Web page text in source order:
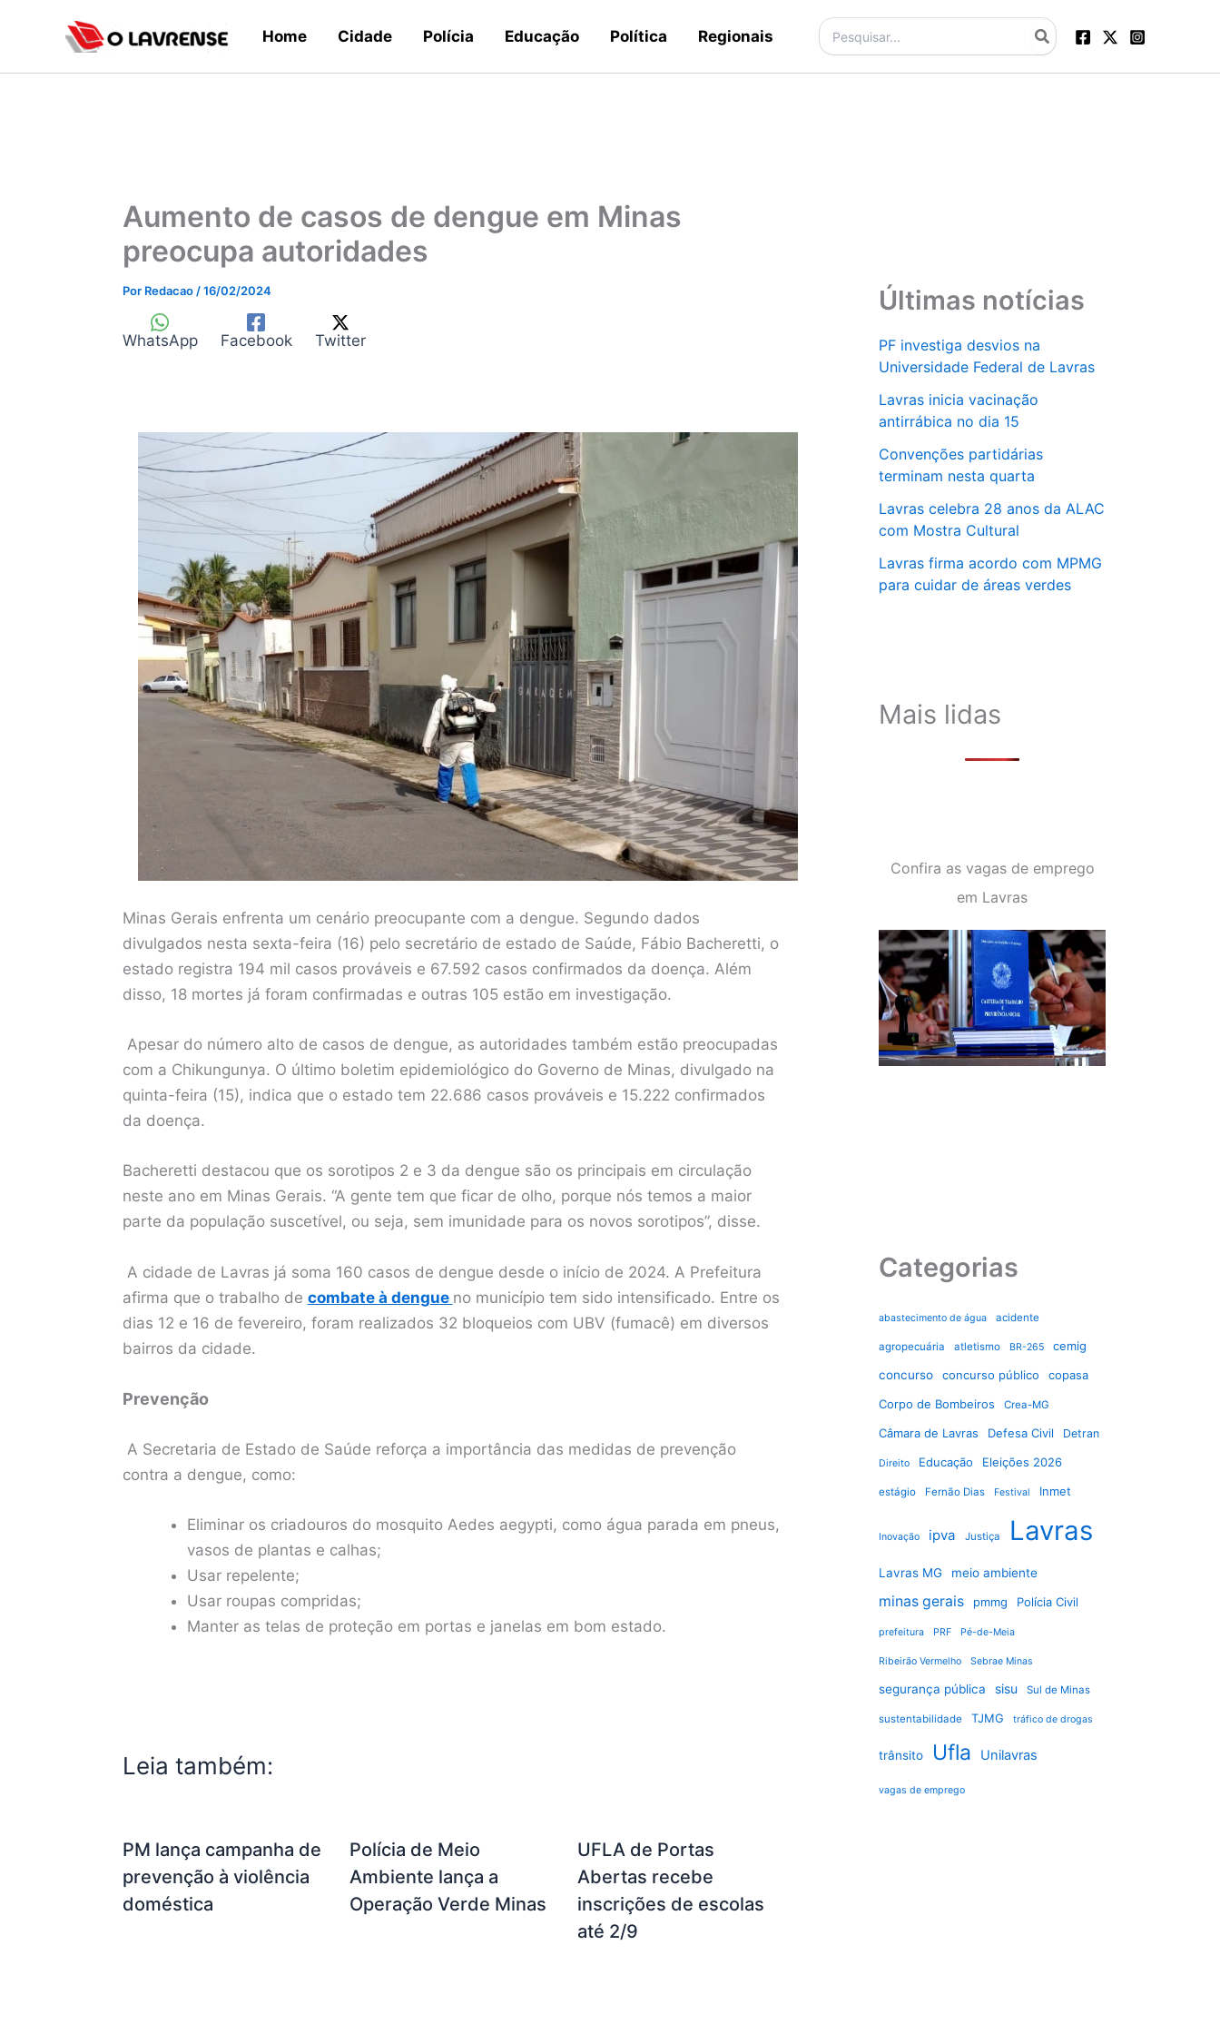
Home Cidade Polícia Educação Política Regionais
Procurar:
Aumento de casos de dengue em Minas
preocupa autoridades
Por Redacao /16/02/2024
WhatsApp Facebook Twitter
Minas Gerais enfrenta um cenário preocupante com a dengue. Segundo dados
divulgados nesta sexta-feira (16) pelo secretário de estado de Saúde, Fábio Bacheretti, o
estado registra 194 mil casos prováveis e 67.592 casos confirmados da doença. Além
disso, 18 mortes já foram confirmadas e outras 105 estão em investigação.
Apesar do número alto de casos de dengue, as autoridades também estão preocupadas
com a Chikungunya. O último boletim epidemiológico do Governo de Minas, divulgado na
quinta-feira (15), indica que o estado tem 22.686 casos prováveis e 15.222 confirmados
da doença.
Bacheretti destacou que os sorotipos 2 e 3 da dengue são os principais em circulação
neste ano em Minas Gerais. “A gente tem que ficar de olho, porque nós temos a maior
parte da população suscetível, ou seja, sem imunidade para os novos sorotipos”, disse.
A cidade de Lavras já soma 160 casos de dengue desde o início de 2024. A Prefeitura
afirma que o trabalho de combate à dengue no município tem sido intensificado. Entre os
dias 12 e 16 de fevereiro, foram realizados 32 bloqueios com UBV (fumacê) em diversos
bairros da cidade.
Prevenção
A Secretaria de Estado de Saúde reforça a importância das medidas de prevenção
contra a dengue, como:
Eliminar os criadouros do mosquito Aedes aegypti, como água parada em pneus,
vasos de plantas e calhas;
Usar repelente;
Usar roupas compridas;
Manter as telas de proteção em portas e janelas em bom estado.
Leia também:
PM lança campanha de
prevenção à violência
doméstica
Polícia de Meio
Ambiente lança a
Operação Verde Minas
UFLA de Portas
Abertas recebe
inscrições de escolas
até 2/9
Últimas notícias
PF investiga desvios na
Universidade Federal de Lavras
Lavras inicia vacinação
antirrábica no dia 15
Convenções partidárias
terminam nesta quarta
Lavras celebra 28 anos da ALAC
com Mostra Cultural
Lavras firma acordo com MPMG
para cuidar de áreas verdes
Mais lidas
Confira as vagas de emprego
em Lavras
Categorias
abastecimento de água acidente
agropecuária atletismo BR-265
cemig
concurso
concurso público
copasa
Corpo de Bombeiros
Crea-MG
Câmara de Lavras Defesa Civil Detran
Direito Educação Eleições 2026
estágio Fernão Dias Festival Inmet
Inovação ipva Justiça Lavras
Lavras MG meio ambiente
minas gerais pmmg Polícia Civil
prefeitura PRF Pé-de-Meia
Ribeirão Vermelho Sebrae Minas
segurança pública sisu Sul de Minas
sustentabilidade TJMG tráfico de drogas
trânsito Ufla Unilavras
vagas de emprego